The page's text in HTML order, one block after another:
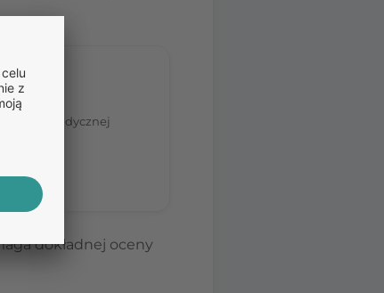
medycznej
dokładnej oceny